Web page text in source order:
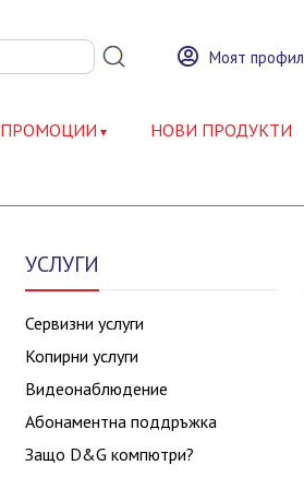
Моят профил
ПРОМОЦИИ НОВИ ПРОДУКТИ
УСЛУГИ
Сервизни услуги
Копирни услуги
Видеонаблюдение
Абонаментна поддръжка
Защо D&G компютри?